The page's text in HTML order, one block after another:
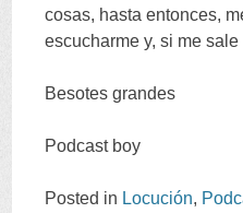
cosas, hasta entonces,
escucharme y,si me sale
Besotes grandes
Podcast boy
Posted in Locución,